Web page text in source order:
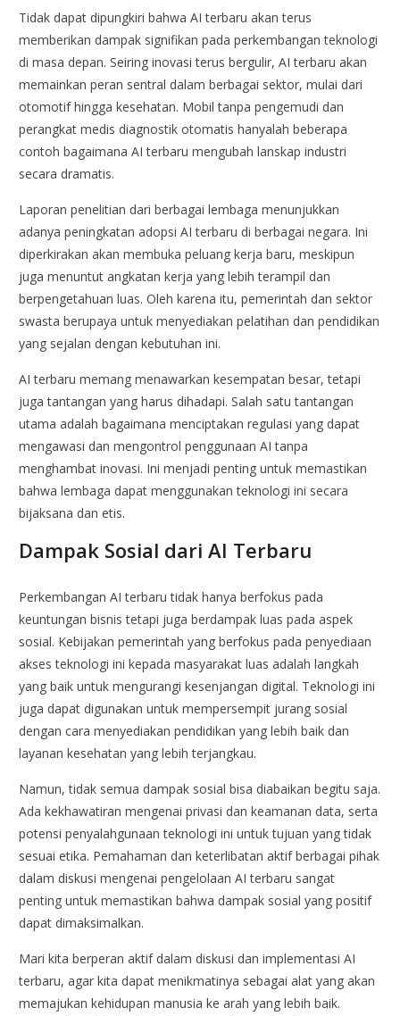
Tidak dapat dipungkiri bahwa AI terbaru akan terus
memberikan dampak signifikan pada perkembangan teknologi
di masa depan. Seiring inovasi terus bergulir, AI terbaru akan
memainkan peran sentral dalam berbagai sektor, mulai dari
otomotif hingga kesehatan. Mobil tanpa pengemudi dan
perangkat medis diagnostik otomatis hanyalah beberapa
contoh bagaimana AI terbaru mengubah lanskap industri
secara dramatis.
Laporan penelitian dari berbagai lembaga menunjukkan
adanya peningkatan adopsi AI terbaru di berbagai negara. Ini
diperkirakan akan membuka peluang kerja baru, meskipun
juga menuntut angkatan kerja yang lebih terampil dan
berpengetahuan luas. Oleh karena itu, pemerintah dan sektor
swasta berupaya untuk menyediakan pelatihan dan pendidikan
yang sejalan dengan kebutuhan ini.
AI terbaru memang menawarkan kesempatan besar, tetapi
juga tantangan yang harus dihadapi. Salah satu tantangan
utama adalah bagaimana menciptakan regulasi yang dapat
mengawasi dan mengontrol penggunaan AI tanpa
menghambat inovasi. Ini menjadi penting untuk memastikan
bahwa lembaga dapat menggunakan teknologi ini secara
bijaksana dan etis.
Dampak Sosial dari AI Terbaru
Perkembangan AI terbaru tidak hanya berfokus pada
keuntungan bisnis tetapi juga berdampak luas pada aspek
sosial. Kebijakan pemerintah yang berfokus pada penyediaan
akses teknologi ini kepada masyarakat luas adalah langkah
yang baik untuk mengurangi kesenjangan digital. Teknologi ini
juga dapat digunakan untuk mempersempit jurang sosial
dengan cara menyediakan pendidikan yang lebih baik dan
layanan kesehatan yang lebih terjangkau.
Namun, tidak semua dampak sosial bisa diabaikan begitu saja.
Ada kekhawatiran mengenai privasi dan keamanan data, serta
potensi penyalahgunaan teknologi ini untuk tujuan yang tidak
sesuai etika. Pemahaman dan keterlibatan aktif berbagai pihak
dalam diskusi mengenai pengelolaan AI terbaru sangat
penting untuk memastikan bahwa dampak sosial yang positif
dapat dimaksimalkan.
Mari kita berperan aktif dalam diskusi dan implementasi AI
terbaru, agar kita dapat menikmatinya sebagai alat yang akan
memajukan kehidupan manusia ke arah yang lebih baik.